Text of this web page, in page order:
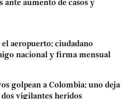
ante aumento de casos y
aeropuerto: ciudadano
nacional y firma mensual
golpean a Colombia: uno deja
vigilantes heridos